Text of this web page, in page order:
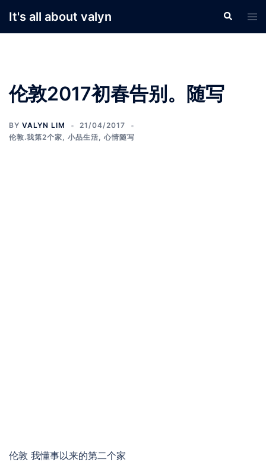
It's all about valyn Search
伦敦2017初春告别。随写
BY VALYN LIM
21/04/2017
伦敦.我第2个家, 小品生活, 心情随写
伦敦 我懂事以来的第二个家